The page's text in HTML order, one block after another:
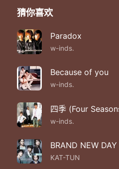
Highになって革命起こそ
现実からの逃避行だって
TURNIN' BURNIN' 踊っ
そっと涙を Good-Bye
人生のすべてが PERFECT
そんな人なんていない そ
Fu-Fu 谁と戦ってるの？
Fu-Fu 自分さ、そうだろ？
猜你喜欢
Paradox
w-inds.
Because of you
w-inds.
四季 (Four
w-inds.
BRAND NEW DAY
KAT-TUN